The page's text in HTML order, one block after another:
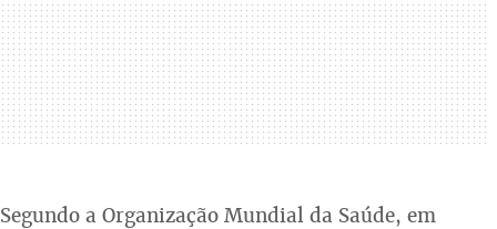
Segundo a Organização Mundial da Saúde, em